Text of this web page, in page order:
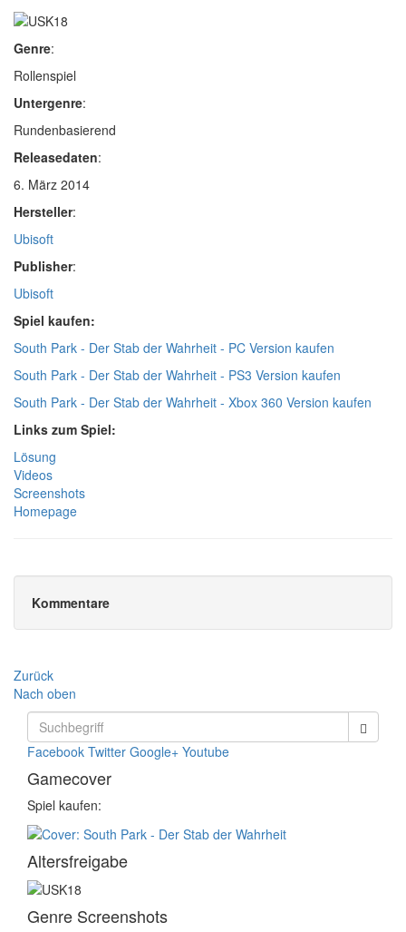
Genre:
Rollenspiel
Untergenre:
Rundenbasierend
Releasedaten:
6. März 2014
Hersteller:
Ubisoft
Publisher:
Ubisoft
Spiel kaufen:
South Park - Der Stab der Wahrheit - PC Version kaufen
South Park - Der Stab der Wahrheit - PS3 Version kaufen
South Park - Der Stab der Wahrheit - Xbox 360 Version kaufen
Links zum Spiel:
Lösung
Videos
Screenshots
Homepage
Kommentare
Zurück
Nach oben
Facebook Twitter Google+ Youtube
Gamecover
Spiel kaufen:
Altersfreigabe
Genre Screenshots